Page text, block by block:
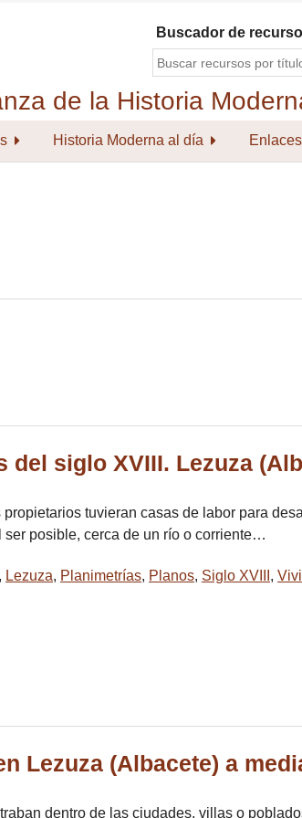
Buscador de
Historia Moderna al día Enlaces
del siglo XVIII. Lezuza
tuvieran casas de labor para
posible, cerca de un río o corriente…
, Lezuza, Planimetrías, Planos, Siglo XVIII ,
Lezuza (Albacete) a
dentro de las ciudades, villas o